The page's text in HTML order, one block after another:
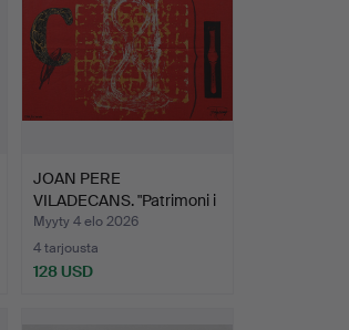
JOAN PERE
VILADECANS. "Patrimoni i
Memòria…
Myyty 4 elo 2026
4 tarjousta
128 USD